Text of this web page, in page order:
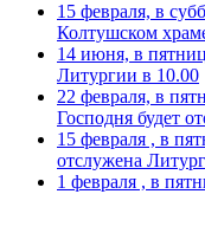
15 февраля, в
Колтушском
14 июня, в
Литургии в 10.00
22 февраля, в
Господня будет
15 февраля , в
отслужена
1 февраля , в